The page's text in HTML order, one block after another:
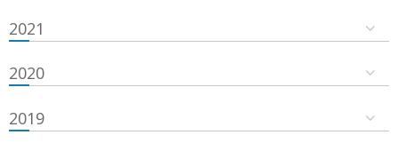
2021
2020
2019